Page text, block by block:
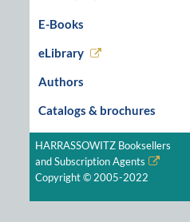
E-Books
eLibrary
Authors
Catalogs & brochures
HARRASSOWITZ Booksellers
and Subscription Agents
Copyright © 2005-2022